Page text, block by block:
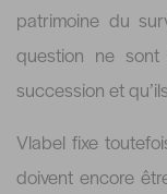
patrimoine du
question ne
succession et
Vlabel fixe
doivent encore